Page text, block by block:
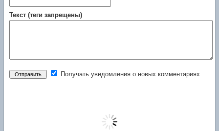
Текст (теги запрещены)
Получать уведомления о новых комментариях